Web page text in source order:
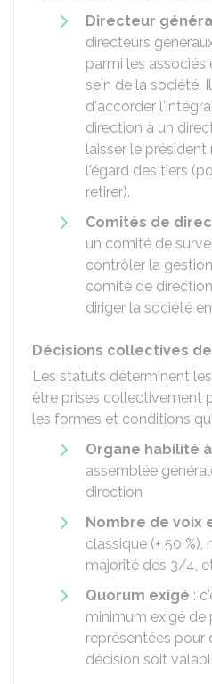
Directeur
directeurs
parmi les
sein de la société.
d'accorder
direction à un
laisser le
l'égard des tiers
retirer).
Comités de
un comité de
contrôler la
comité de
diriger la société
Décisions collectives
Les statuts déterminent
être prises collectivement
les formes et conditions
Organe habilité
assemblée
direction
Nombre de voix
classique (+ 50 %),
majorité des 3/4,
Quorum exigé :
minimum exigé de
représentées pour
décision soit